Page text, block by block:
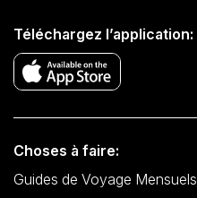
Téléchargez l’application:
Choses à faire:
Guides de Voyage Mensuels